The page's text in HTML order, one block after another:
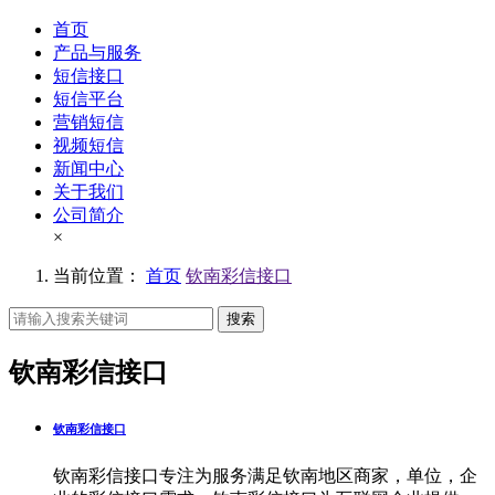
首页
产品与服务
短信接口
短信平台
营销短信
视频短信
新闻中心
关于我们
公司简介
×
当前位置： 首页 钦南彩信接口
搜索
钦南彩信接口
钦南彩信接口
钦南彩信接口专注为服务满足钦南地区商家，单位，企